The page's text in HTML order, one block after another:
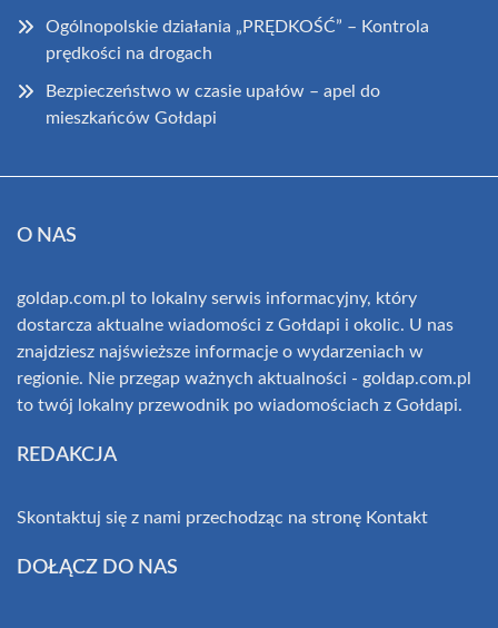
Ogólnopolskie działania „PRĘDKOŚĆ” – Kontrola
prędkości na drogach
Bezpieczeństwo w czasie upałów – apel do
mieszkańców Gołdapi
O NAS
goldap.com.pl to lokalny serwis informacyjny, który
dostarcza aktualne wiadomości z Gołdapi i okolic. U nas
znajdziesz najświeższe informacje o wydarzeniach w
regionie. Nie przegap ważnych aktualności - goldap.com.pl
to twój lokalny przewodnik po wiadomościach z Gołdapi.
REDAKCJA
Skontaktuj się z nami przechodząc na stronę Kontakt
DOŁĄCZ DO NAS